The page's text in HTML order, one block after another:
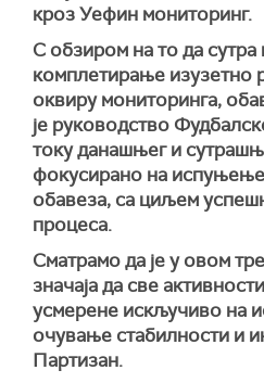
кроз Уефин мониторинг.
С обзиром на то да сутра
комплетирање изузетно
оквиру мониторинга,
је руководство
току данашњег и
фокусирано на
обавеза, са циљем
процеса.
Сматрамо да је у овом
значаја да све
усмерене искључиво на
очување стабилности и
Партизан.